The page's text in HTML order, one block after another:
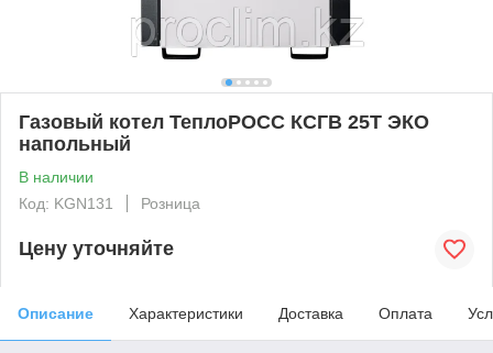
Газовый котел ТеплоРОСС КСГВ 25Т ЭКО
напольный
В наличии
Код: KGN131
Розница
Цену уточняйте
Описание Характеристики Доставка Оплата